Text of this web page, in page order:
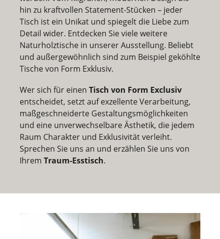
hin zu kraftvollen Statement-Stücken – jeder
Tisch ist ein Unikat und spiegelt die Liebe zum
Detail wider. Entdecken Sie viele weitere
Naturholztische in unserer Ausstellung. Beliebt
und außergewöhnlich sind zum Beispiel geköhlte
Tischevon Form Exklusiv.
Wer sich für einen Tisch von Form Exclusiv
entscheidet, setzt auf exzellente Verarbeitung,
maßgeschneiderte Gestaltungsmöglichkeiten
und eine unverwechselbare Ästhetik, die jedem
Raum Charakter und Exklusivität verleiht.
Sprechen Sie uns an und erzählen Sie uns von
Ihrem Traum-Esstisch.